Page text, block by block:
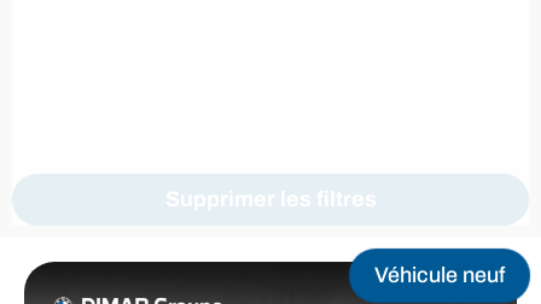
Supprimer les filtres
Véhicule neuf